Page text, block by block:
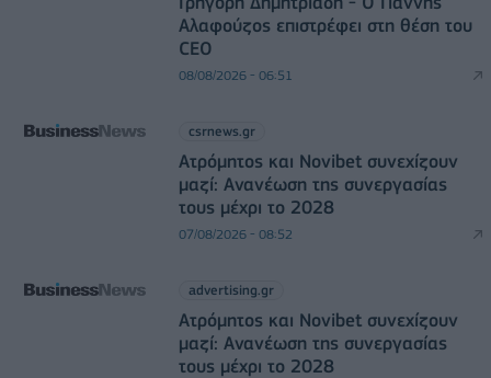
Αλαφούζος επιστρέφει στη θέση του
CEO
08/08/2026 - 06:51
csrnews.gr
Ατρόμητος και Novibet συνεχίζουν
μαζί: Ανανέωση της συνεργασίας
τους μέχρι το 2028
07/08/2026 - 08:52
advertising.gr
Ατρόμητος και Novibet συνεχίζουν
μαζί: Ανανέωση της συνεργασίας
τους μέχρι το 2028